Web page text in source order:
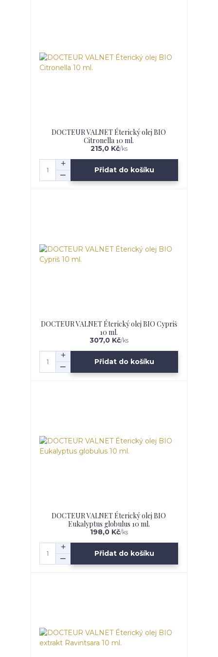
DOCTEUR VALNET Éterický olej BIO
Citronella 10 ml.
215,0 Kč/ks
Přidat do košíku
DOCTEUR VALNET Éterický olej BIO Cypriš
10 ml.
307,0 Kč/ks
Přidat do košíku
DOCTEUR VALNET Éterický olej BIO
Eukalyptus globulus 10 ml.
198,0 Kč/ks
Přidat do košíku